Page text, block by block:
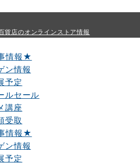
貨店のオンラインストア情報
情報★
ン情報
予定
ルセール
講座
受取
情報★
ン情報
予定